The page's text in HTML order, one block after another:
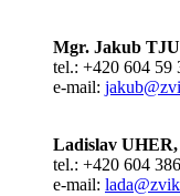
Mgr. Jakub
tel.: +420 604 59
e-mail:
Ladislav UHER,
tel.: +420 604
e-mail: